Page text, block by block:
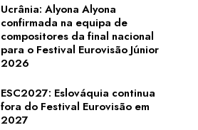
Ucrânia: Alyona Alyona
confirmada na equipa de
compositores da final nacional
para o Festival Eurovisão Júnior
2026
ESC2027: Eslováquia continua
fora do Festival Eurovisão em
2027